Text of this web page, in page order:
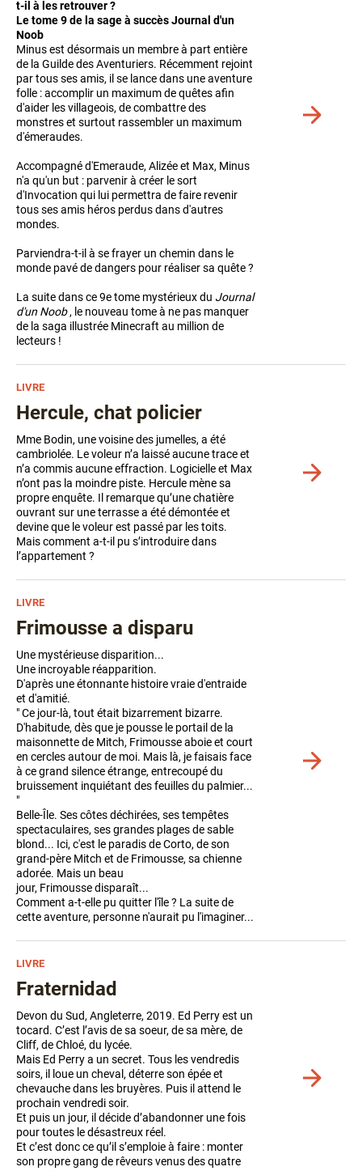
t-il à les retrouver ?
Le tome 9 de la sage à succès Journal d'un
Noob
Minus est désormais un membre à part entière
de la Guilde des Aventuriers. Récemment rejoint
par tous ses amis, il se lance dans une aventure
folle : accomplir un maximum de quêtes afin
d'aider les villageois, de combattre des
monstres et surtout rassembler un maximum
d'émeraudes.
Accompagné d'Emeraude, Alizée et Max, Minus
n'a qu'un but : parvenir à créer le sort
d'Invocation qui lui permettra de faire revenir
tous ses amis héros perdus dans d'autres
mondes.
Parviendra-t-il à se frayer un chemin dans le
monde pavé de dangers pour réaliser sa quête ?
La suite dans ce 9e tome mystérieux du Journal
d'un Noob, le nouveau tome à ne pas manquer
de la saga illustrée Minecraft au million de
lecteurs !
Voir
plus
LIVRE
Hercule, chat policier
Mme Bodin, une voisine des jumelles, a été
cambriolée. Le voleur n’a laissé aucune trace et
n’a commis aucune effraction. Logicielle et Max
n’ont pas la moindre piste. Hercule mène sa
propre enquête. Il remarque qu’une chatière
ouvrant sur une terrasse a été démontée et
devine que le voleur est passé par les toits.
Mais comment a-t-il pu s’introduire dans
l’appartement ?
Voir
plus
LIVRE
Frimousse a disparu
Une mystérieuse disparition...
Une incroyable réapparition.
D'après une étonnante histoire vraie d'entraide
et d'amitié.
" Ce jour-là, tout était bizarrement bizarre.
D'habitude, dès que je pousse le portail de la
maisonnette de Mitch, Frimousse aboie et court
en cercles autour de moi. Mais là, je faisais face
à ce grand silence étrange, entrecoupé du
bruissement inquiétant des feuilles du palmier...
"
Belle-Île. Ses côtes déchirées, ses tempêtes
spectaculaires, ses grandes plages de sable
blond... Ici, c'est le paradis de Corto, de son
grand-père Mitch et de Frimousse, sa chienne
adorée. Mais un beau
jour, Frimousse disparaît...
Comment a-t-elle pu quitter l'île ? La suite de
cette aventure, personne n'aurait pu l'imaginer...
Voir
plus
LIVRE
Fraternidad
Devon du Sud, Angleterre, 2019. Ed Perry est un
tocard. C’est l’avis de sa soeur, de sa mère, de
Cliff, de Chloé, du lycée.
Mais Ed Perry a un secret. Tous les vendredis
soirs, il loue un cheval, déterre son épée et
chevauche dans les bruyères. Puis il attend le
prochain vendredi soir.
Et puis un jour, il décide d’abandonner une fois
pour toutes le désastreux réel.
Et c’est donc ce qu’il s’emploie à faire : monter
son propre gang de rêveurs venus des quatre
Voir
plus